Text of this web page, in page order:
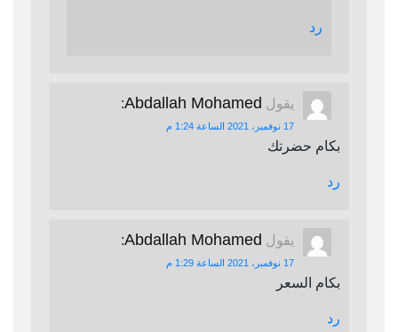
رد
يقول Abdallah Mohamed
:
17 نوفمبر، 2021 الساعة 1:24 م
بكام حضرتك
رد
يقول Abdallah Mohamed
:
17 نوفمبر، 2021 الساعة 1:29 م
بكام السعر
رد